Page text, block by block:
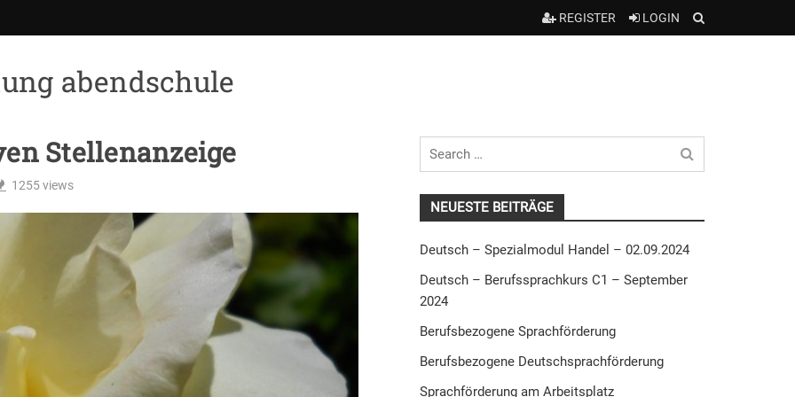
LOGIN
REGISTER
abendschule
Stellenanzeige
1255views
Search
for
NEUESTE BEITRÄGE
Deutsch – Spezialmodul Handel – 02.09.2024
Deutsch – Berufssprachkurs C1 – September
2024
Berufsbezogene Sprachförderung
Berufsbezogene Deutschsprachförderung
Sprachförderung am Arbeitsplatz